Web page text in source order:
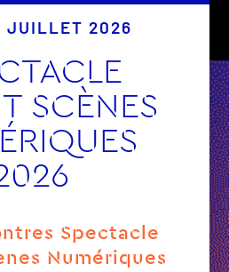
JUILLET 2026
SCÈNES
Spectacle
Numériques